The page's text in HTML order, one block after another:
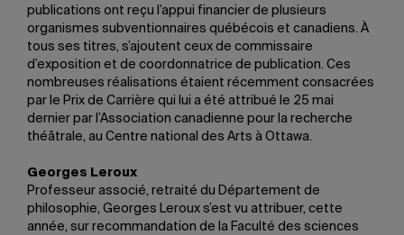
publications ont reçu l’appui financier de plusieurs
organismes subventionnaires québécois et canadiens. À
tous ses titres, s’ajoutent ceux de commissaire
d’exposition et de coordonnatrice de publication. Ces
nombreuses réalisations étaient récemment consacrées
par le Prix de Carrière qui lui a été attribué le 25 mai
dernier par l’Association canadienne pour la recherche
théâtrale, au Centre national des Arts à Ottawa.
Georges Leroux
Professeur associé, retraité du Département de
philosophie, Georges Leroux s’est vu attribuer, cette
année, sur recommandation de la Faculté des sciences